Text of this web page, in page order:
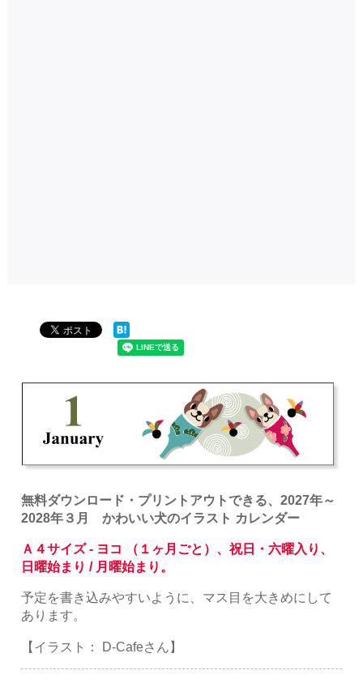
無料ダウンロード・プリントアウトできる、2027年～
2028年３月 かわいい犬のイラスト カレンダー
Ａ４サイズ - ヨコ （１ヶ月ごと）、祝日・六曜入り、
日曜始まり / 月曜始まり。
予定を書き込みやすいように、マス目を大きめにして
あります。
【イラスト： D-Cafeさん】